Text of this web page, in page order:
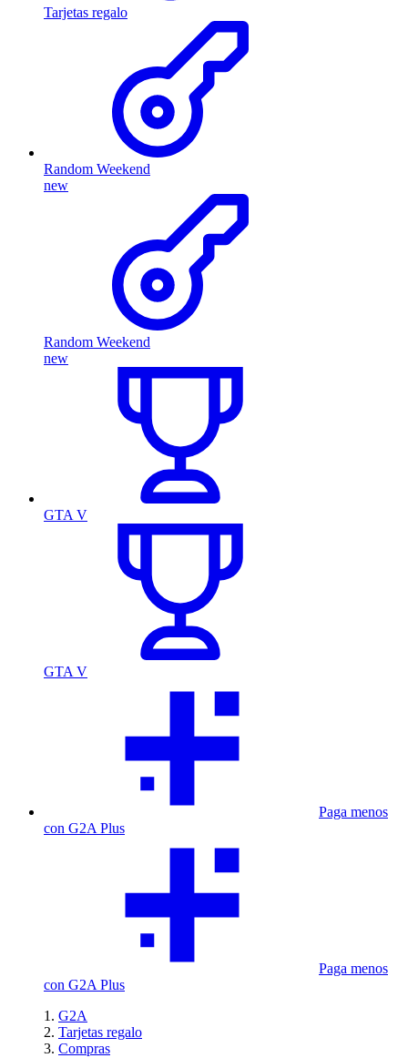
Tarjetas regalo
Random Weekend
new
Random Weekend
new
GTA V
GTA V
Paga menos
con G2A Plus
Paga menos
con G2A Plus
G2A
Tarjetas regalo
Compras